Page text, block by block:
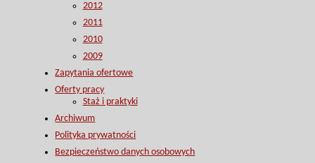
2012
2011
2010
2009
Zapytania ofertowe
Oferty pracy
Staż i praktyki
Archiwum
Polityka prywatności
Bezpieczeństwo danych osobowych